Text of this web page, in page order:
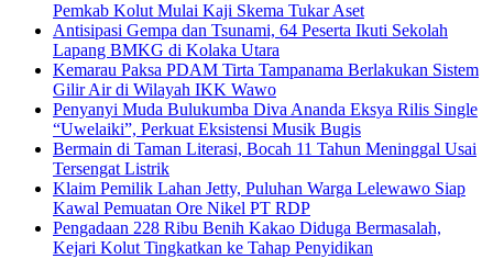
Pemkab Kolut Mulai Kaji Skema Tukar Aset
Antisipasi Gempa dan Tsunami, 64 Peserta Ikuti Sekolah
Lapang BMKG di Kolaka Utara
Kemarau Paksa PDAM Tirta Tampanama Berlakukan Sistem
Gilir Air di Wilayah IKK Wawo
Penyanyi Muda Bulukumba Diva Ananda Eksya Rilis Single
“Uwelaiki”, Perkuat Eksistensi Musik Bugis
Bermain di Taman Literasi, Bocah 11 Tahun Meninggal Usai
Tersengat Listrik
Klaim Pemilik Lahan Jetty, Puluhan Warga Lelewawo Siap
Kawal Pemuatan Ore Nikel PT RDP
Pengadaan 228 Ribu Benih Kakao Diduga Bermasalah,
Kejari Kolut Tingkatkan ke Tahap Penyidikan